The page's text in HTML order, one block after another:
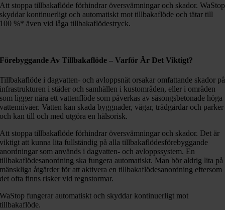
Att stoppa tillbakaflöde förhindrar översvämningar och skador. WaStop
skyddar kontinuerligt och automatiskt mot tillbakaflöde och tätar till
100 %* även vid låga tillbakaflödestryck.
Förebyggande Av Tillbakaflöde – Varför Är Det Viktigt?
Tillbakaflöde i dagvatten- och avloppsnät orsakar omfattande skador på
infrastrukturen i städer och samhällen i kustområden, eller i områden
som ligger nära ett vattenflöde som påverkas av säsongsbetonade höga
vattennivåer. Vatten kan skada byggnader, vägar, trädgårdar och parker
och kan till och med utgöra en hälsorisk.
Att stoppa tillbakaflöde förhindrar översvämningar och skador. Det är
viktigt att kunna lita fullständig på alla tillbakaflödesförebyggande
anordningar som används i dagvatten- och avloppssystem. En
tillbakaflödesanordning ska fungera automatiskt. Man bör aldrig lita på
mänskliga åtgärder för att aktivera en tillbakaflödesanordning eftersom
det ofta finns risker vid regnstormar.
WaStop fungerar automatiskt och skyddar kontinuerligt mot
tillbakaflöde.